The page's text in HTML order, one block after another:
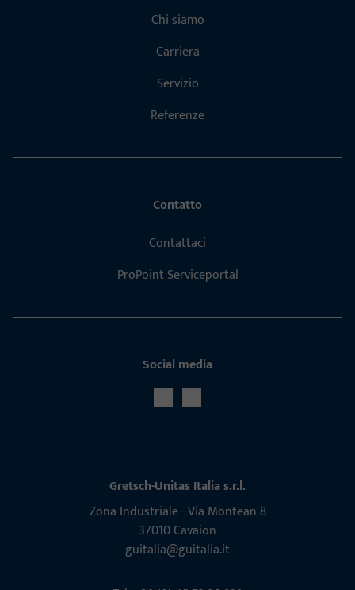
Chi siamo
Carriera
Servizio
Referenze
Contatto
Contattaci
ProPoint Serviceportal
Social media
Gretsch-Unitas Italia s.r.l.
Zona Indu­s­triale - Via Mon­tean 8
37010 Cavaion
guitalia@guitalia.it